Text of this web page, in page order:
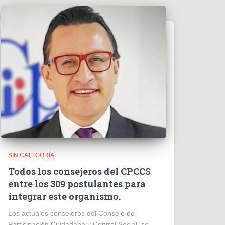
SIN CATEGORÍA
Todos los consejeros del CPCCS
entre los 309 postulantes para
integrar este organismo.
Los actuales consejeros del Consejo de